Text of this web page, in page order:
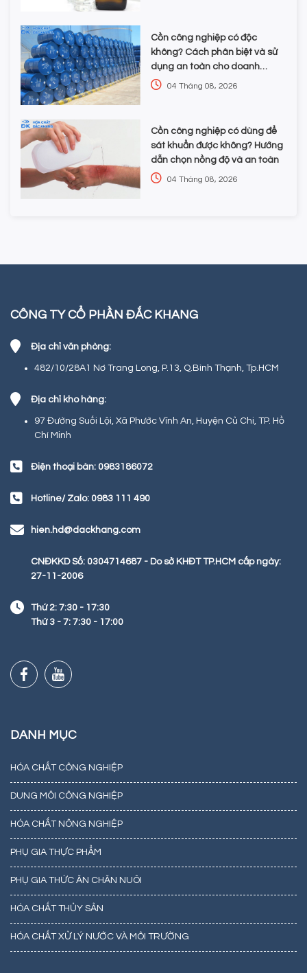
Cồn công nghiệp có độc
không? Cách phân biệt và sử
dụng an toàn cho doanh
nghiệp
04 Tháng 08, 2026
Cồn công nghiệp có dùng để
sát khuẩn được không? Hướng
dẫn chọn nồng độ và an toàn
04 Tháng 08, 2026
CÔNG TY CỔ PHẦN ĐẮC KHANG
Địa chỉ văn phòng:
482/10/28A1 Nơ Trang Long, P.13, Q.Bình Thạnh, Tp.HCM
Địa chỉ kho hàng:
97 Đường Suối Lội, Xã Phước Vĩnh An, Huyện Củ Chi, TP. Hồ
Chí Minh
Điện thoại bàn: 0983186072
Hotline/ Zalo: 0983 111 490
hien.hd@dackhang.com
CNĐKKD Số: 0304714687 - Do sở KHĐT TP.HCM cấp ngày:
27-11-2006
Thứ 2: 7:30 - 17:30
Thứ 3 - 7: 7:30 - 17:00
DANH MỤC
HÓA CHẤT CÔNG NGHIỆP
DUNG MÔI CÔNG NGHIỆP
HÓA CHẤT NÔNG NGHIỆP
PHỤ GIA THỰC PHẨM
PHỤ GIA THỨC ĂN CHĂN NUÔI
HÓA CHẤT THỦY SẢN
HÓA CHẤT XỬ LÝ NƯỚC VÀ MÔI TRƯỜNG